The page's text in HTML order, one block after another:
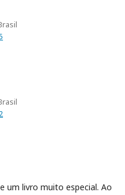
um livro muito especial. Ao